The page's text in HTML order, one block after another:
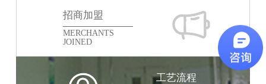
招商加盟
MERCHANTS
JOINED
工艺流程